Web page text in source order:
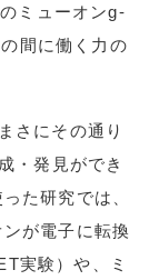
ミューオンg-
間に働く力の
さにその通り
・発見ができ
た研究では、
が電子に転換
実験）や、ミ